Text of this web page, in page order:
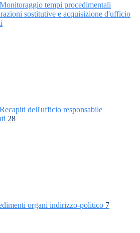
Monitoraggio tempi procedimentali
sostitutive e acquisizione d'ufficio
Recapiti dell'ufficio responsabile
28
organi indirizzo-politico 7